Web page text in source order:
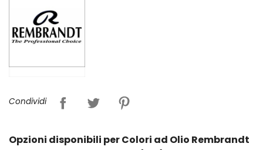
Condividi
Opzioni disponibili per Colori ad Olio Rembrandt